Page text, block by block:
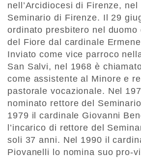
nell’Arcidiocesi di Firenze, nel
Seminario di Firenze. Il 29
ordinato presbitero nel duomo
del Fiore dal cardinale
Inviato come vice parroco
San Salvi, nel 1968 è
come assistente al Minore e
pastorale vocazionale. Nel
nominato rettore del
1979 il cardinale Giovanni
l’incarico di rettore del
soli 37 anni. Nel 1990 il
Piovanelli lo nomina suo pro-